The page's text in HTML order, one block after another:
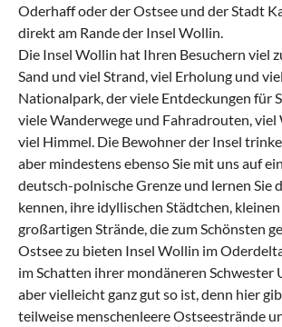
Oderhaff oder der Ostsee und der Stadt
direkt am Rande der Insel Wollin.
Die Insel Wollin hat Ihren Besuchern viel
Sand und viel Strand, viel Erholung und
Nationalpark, der viele Entdeckungen für
viele Wanderwege und Fahradrouten, viel
viel Himmel. Die Bewohner der Insel
aber mindestens ebenso Sie mit uns auf
deutsch-polnische Grenze und lernen Sie
kennen, ihre idyllischen Städtchen,
großartigen Strände, die zum Schönsten
Ostsee zu bieten Insel Wollin im
im Schatten ihrer mondäneren Schwester
aber vielleicht ganz gut so ist, denn hier
teilweise menschenleere Ostseestrände